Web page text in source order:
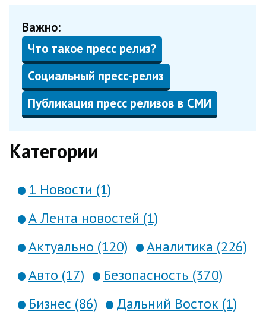
Важно:
Что такое пресс релиз?
Социальный пресс-релиз
Публикация пресс релизов в СМИ
Категории
1 Новости (1)
А Лента новостей (1)
Актуально (120)
Аналитика (226)
Авто (17)
Безопасность (370)
Бизнес (86)
Дальний Восток (1)